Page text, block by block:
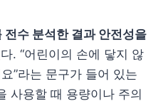
전수 분석한 결과 안전성을
. “어린이의 손에 닿지 않
”라는 문구가 들어 있는
사용할 때 용량이나 주의